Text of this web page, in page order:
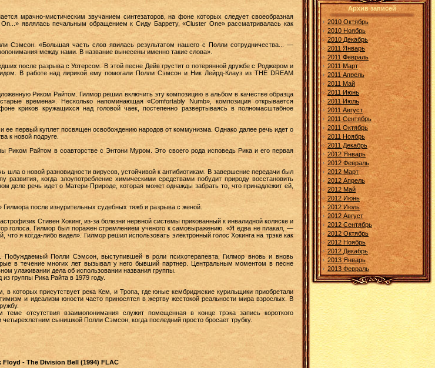
мрачно-мистическим звучанием синтезаторов, на фоне которых следует своеобразная
являлась печальным обращением к Сиду Баррету, «Cluster One» рассматривалась как
Сэмсон. «Большая часть слов явилась результатом нашего с Полли сотрудничества... —
между нами. В название вынесены именно такие слова».
после разрыва с Уотерсом. В этой песне Дейв грустит о потерянной дружбе с Роджером и
В работе над лирикой ему помогали Полли Сэмсон и Ник Лейрд-Клауз из THE DREAM
Риком Райтом. Гилмор решил включить эту композицию в альбом в качестве образца
времена». Несколько напоминающая «Comfortably Numb», композиция открывается
криков кружащихся над головой чаек, постепенно развертываясь в полномасштабное
ее первый куплет посвящен освобождению народов от коммунизма. Однако далее речь идет о
к новой подруге.
Риком Райтом в соавторстве с Энтони Муром. Это своего рода исповедь Рика и его первая
шла о новой разновидности вирусов, устойчивой к антибиотикам. В завершение передачи был
когда злоупотребление химическими средствами побудит природу восстановить
деле речь идет о Матери-Природе, которая может однажды забрать то, что принадлежит ей,
после изнурительных судебных тяжб и разрыва с женой.
Стивен Хокинг, из-за болезни нервной системы прикованный к инвалидной коляске и
голоса. Гилмор был поражен стремлением ученого к самовыражению. «Я едва не плакал, —
я когда-либо видел». Гилмор решил использовать электронный голос Хокинга на трэке как
Побуждаемый Полли Сэмсон, выступившей в роли психотерапевта, Гилмор вновь и вновь
в течение многих лет вызывал у него бывший партнер. Центральным моментом в песне
улаживании дела об использовании названия группы.
группы Рика Райта в 1979 году.
которых присутствует река Кем, и Тропа, где юные кембриджские курильщики приобретали
и идеализм юности часто приносятся в жертву жестокой реальности мира взрослых. В
отсутствия взаимопонимания служит помещенная в конце трэка запись короткого
сынишкой Полли Сэмсон, когда последний просто бросает трубку.
Floyd - The Division Bell (1994) FLAC
Архив записей
2010 Октябрь
2010 Ноябрь
2010 Декабрь
2011 Январь
2011 Февраль
2011 Март
2011 Апрель
2011 Май
2011 Июнь
2011 Июль
2011 Август
2011 Сентябрь
2011 Октябрь
2011 Ноябрь
2011 Декабрь
2012 Январь
2012 Февраль
2012 Март
2012 Апрель
2012 Май
2012 Июнь
2012 Июль
2012 Август
2012 Сентябрь
2012 Октябрь
2012 Ноябрь
2012 Декабрь
2013 Январь
2013 Февраль